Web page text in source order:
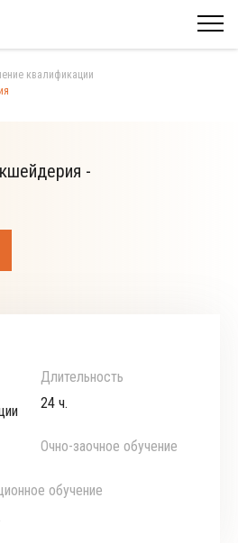
квалификации
-
Длительность
24 ч.
Очно-заочное обучение
обучение